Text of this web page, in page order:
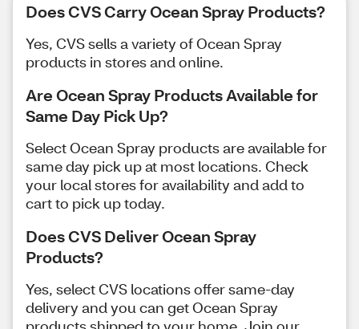
Does CVS Carry Ocean Spray Products?
Yes, CVS sells a variety of Ocean Spray
products in stores and online.
Are Ocean Spray Products Available for
Same Day Pick Up?
Select Ocean Spray products are available for
same day pick up at most locations. Check
your local stores for availability and add to
cart to pick up today.
Does CVS Deliver Ocean Spray
Products?
Yes, select CVS locations offer same-day
delivery and you can get Ocean Spray